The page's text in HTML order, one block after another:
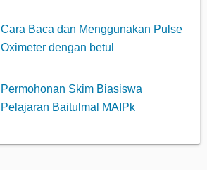
Cara Baca dan Menggunakan Pulse
Oximeter dengan betul
Permohonan Skim Biasiswa
Pelajaran Baitulmal MAIPk